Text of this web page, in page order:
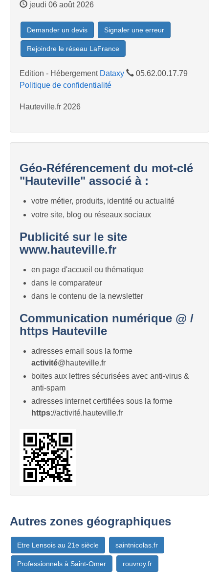
jeudi 06 août 2026
Demander un devis Signaler une erreur
Rejoindre le réseau LaFrance
Edition - Hébergement Dataxy
05.62.00.17.79
Politique de confidentialité
Hauteville.fr 2026
Géo-Référencement du mot-clé
"Hauteville" associé à :
votre métier, produits, identité ou actualité
votre site, blog ou réseaux sociaux
Publicité sur le site
www.hauteville.fr
en page d'accueil ou thématique
dans le comparateur
dans le contenu de la newsletter
Communication numérique @ /
https Hauteville
adresses email sous la forme
activité@hauteville.fr
boites aux lettres sécurisées avec anti-virus &
anti-spam
adresses internet certifiées sous la forme
https://activité.hauteville.fr
Autres zones géographiques
Etre Lensois au 21e siècle saintnicolas.fr
Professionnels à Saint-Omer rouvroy.fr